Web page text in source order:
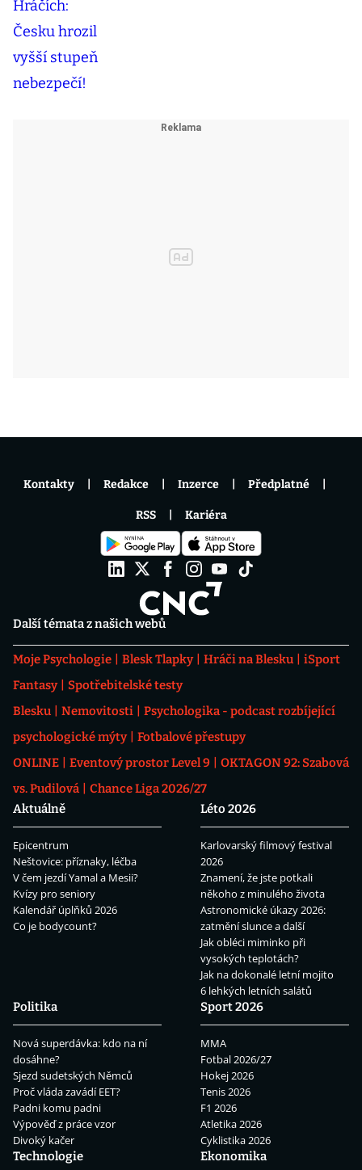
Další témata z našich webů
Moje Psychologie Blesk Tlapky Hráči na Blesku
iSport
Fantasy
Spotřebitelské testy
Blesku
Nemovitosti
Psychologika - podcast rozbíjející
psychologické mýty
Fotbalové přestupy
ONLINE
Eventový prostor Level 9
OKTAGON 92: Szabová
vs. Pudilová
Chance Liga 2026/27
Aktuálně
Epicentrum
Neštovice: příznaky, léčba
V čem jezdí Yamal a Mesii?
Kvízy pro seniory
Kalendář úplňků 2026
Co je bodycount?
Léto 2026
Karlovarský filmový festival
2026
Znamení, že jste potkali
někoho z minulého života
Astronomické úkazy 2026:
zatmění slunce a další
Jak obléci miminko při
vysokých teplotách?
Jak na dokonalé letní mojito
6 lehkých letních salátů
Politika
Nová superdávka: kdo na ní
dosáhne?
Sjezd sudetských Němců
Proč vláda zavádí EET?
Padni komu padni
Výpověď z práce vzor
Divoký kačer
Sport 2026
MMA
Fotbal 2026/27
Hokej 2026
Tenis 2026
F1 2026
Atletika 2026
Cyklistika 2026
Technologie
Ekonomika
Kontakty Redakce Inzerce Předplatné
RSS Kariéra